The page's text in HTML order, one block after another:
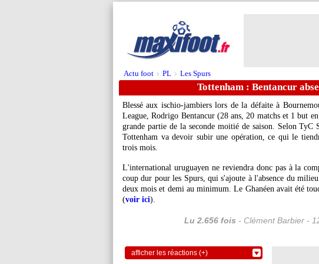
Actu foot > PL > Les Spurs
Tottenham : Bentancur
Blessé aux ischio-jambiers lors de la défaite à
League, Rodrigo Bentancur(28 ans, 20 matchs et 1 but
grande partie de la seconde moitié de saison. Selon
Tottenham va devoir subir une opération, ce qui le
trois mois.
L'international uruguayen ne reviendra donc pas à la
coup dur pour les Spurs, qui s'ajoute à l'absence du
deux mois et demi au minimum. Le Ghanéen avait été
(voir ici).
Lu 2.656 fois - Clément Barbier -
afficher les réactions (+)